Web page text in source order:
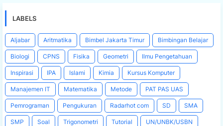
LABELS
Aljabar Aritmatika Bimbel Jakarta Timur Bimbingan Belajar
Biologi CPNS Fisika Geometri Ilmu Pengetahuan
Inspirasi IPA Islami Kimia Kursus Komputer
Manajemen IT Matematika Metode PAT PAS UAS
Pemrograman Pengukuran Radarhot com SD SMA
SMP Soal Trigonometri Tutorial UN/UNBK/USBN